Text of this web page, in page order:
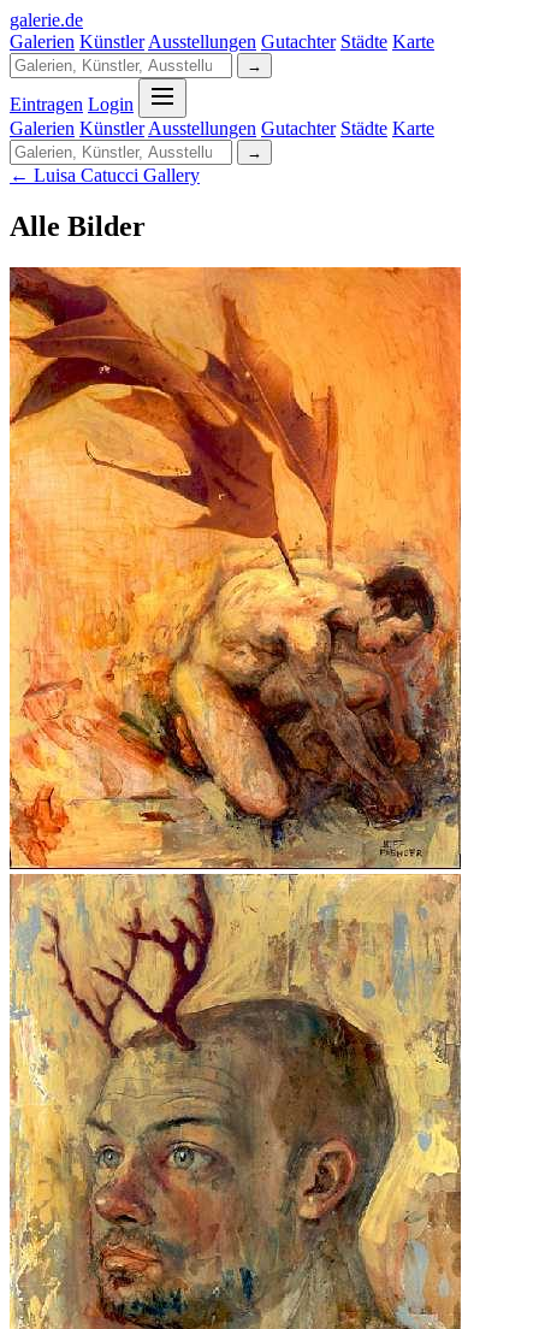
galerie.de
Galerien Künstler Ausstellungen Gutachter Städte Karte
→
Eintragen Login
Galerien Künstler Ausstellungen Gutachter Städte Karte
→
← Luisa Catucci Gallery
Alle Bilder